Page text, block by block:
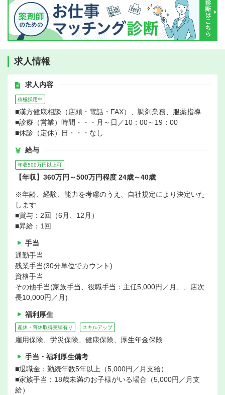
求人情報
求人内容
積極採用中
■漢方健康相談（店頭・電話・FAX）、調剤業務、服薬指導
■診療（営業）時間・・・月～日／10：00～19：00
■休診（定休）日・・・なし
給与
年収500万円以上可
【年収】360万円～500万円程度 24歳～40歳
※年齢、経験、能力を考慮のうえ、自社規定により決定いた
します
■賞与：2回（6月、12月）
■昇給：1回
手当
通勤手当
残業手当(30分単位でカウント)
資格手当
その他手当(家族手当、役職手当：主任5,000円／月、、店次
長10,000円／月)
福利厚生
産休・育休取得実績有り スキルアップ
雇用保険、労災保険、健康保険、厚生年金保険
手当・福利厚生備考
■退職金：勤続年数5年以上（5,000円／月支給）
■家族手当：18歳未満のお子様がいる場合（5,000円／月支
給）